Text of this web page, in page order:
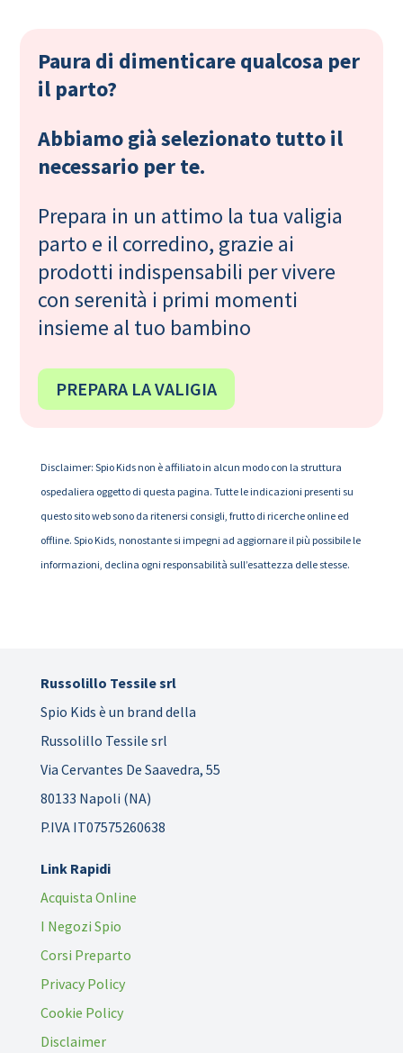
Paura di dimenticare qualcosa per
il parto?
Abbiamo già selezionato tutto il
necessario per te.
Prepara in un attimo la tua valigia
parto e il corredino, grazie ai
prodotti indispensabili per vivere
con serenità i primi momenti
insieme al tuo bambino
PREPARA LA VALIGIA
Disclaimer: Spio Kids non è affiliato in alcun modo con la struttura
ospedaliera oggetto di questa pagina. Tutte le indicazioni presenti su
questo sito web sono da ritenersi consigli, frutto di ricerche online ed
offline. Spio Kids, nonostante si impegni ad aggiornare il più possibile le
informazioni, declina ogni responsabilità sull’esattezza delle stesse.
Russolillo Tessile srl
Spio Kids è un brand della
Russolillo Tessile srl
Via Cervantes De Saavedra, 55
80133 Napoli (NA)
P.IVA IT07575260638
Link Rapidi
Acquista Online
I Negozi Spio
Corsi Preparto
Privacy Policy
Cookie Policy
Disclaimer